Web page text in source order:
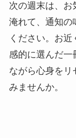
次の週末は、お
淹れて、通知の
ください。お
感的に選んだ一
ながら心身をリ
みませんか。